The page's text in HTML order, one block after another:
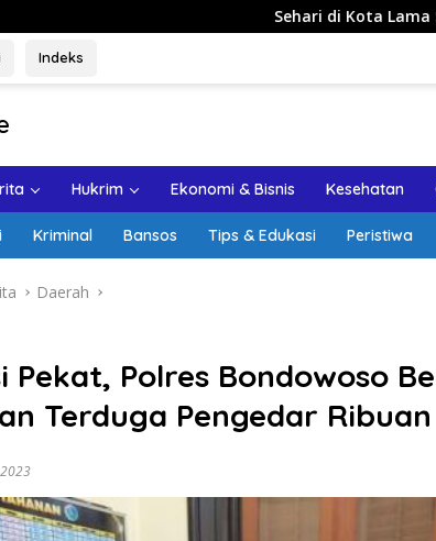
Sehari di Kota Lama Semarang: Jalan
Indeks
Hukrim Ekonomi & Bisnis Kesehatan
Kriminal Bansos Tips & Edukasi Peristiwa
Daerah
Pekat, Polres Bondowoso
Terduga Pengedar